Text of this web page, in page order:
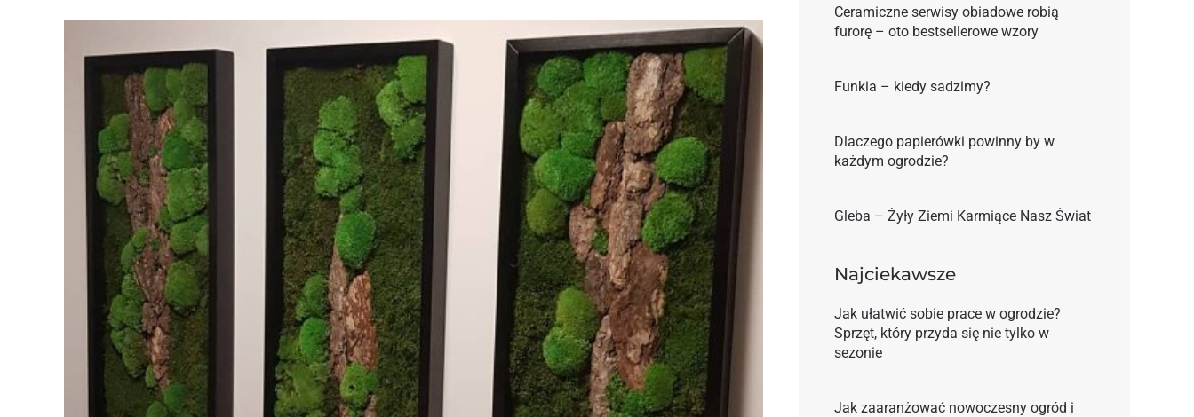
Ceramiczne serwisy obiadowe robią
furorę – oto bestsellerowe wzory
Funkia – kiedy sadzimy?
Dlaczego papierówki powinny by w
każdym ogrodzie?
Gleba – Żyły Ziemi Karmiące Nasz Świat
Najciekawsze
Jak ułatwić sobie prace w ogrodzie?
Sprzęt, który przyda się nie tylko w
sezonie
Jak zaaranżować nowoczesny ogród i